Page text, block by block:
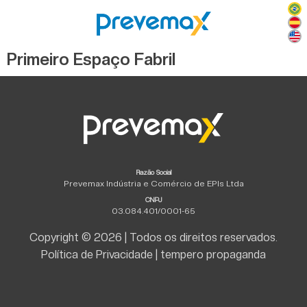
Primeiro Espaço Fabril
Razão Social
Prevemax Indústria e Comércio de EPIs Ltda
CNPJ
03.084.401/0001-65
Copyright © 2026 | Todos os direitos reservados.
Política de Privacidade
tempero propaganda